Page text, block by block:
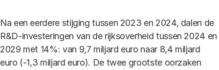
Na een eerdere stijging tussen 2023 en 2024, dalen de
R&D-investeringen van de rijksoverheid tussen 2024 en
2029 met 14%: van 9,7 miljard euro naar 8,4 miljard
euro (-1,3 miljard euro). De twee grootste oorzaken